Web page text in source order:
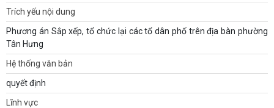
Trích yếu nội dung
Phương án Sắp xếp, tổ chức lại các tổ dân phố trên địa bàn phường
Tân Hưng
Hệ thống văn bản
quyết định
Lĩnh vực